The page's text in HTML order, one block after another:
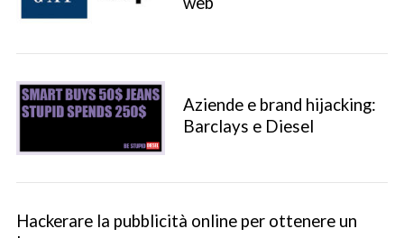
Aziende e brand hijacking:
Barclays e Diesel
Hackerare la pubblicità online per ottenere un
f